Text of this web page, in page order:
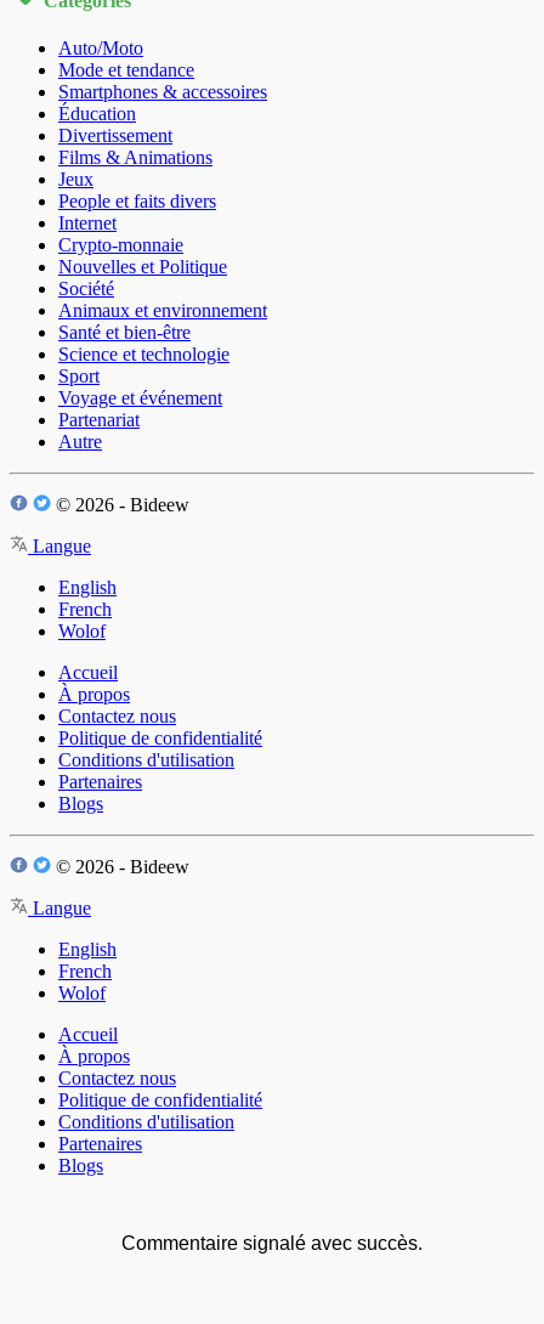
Auto/Moto
Mode et tendance
Smartphones & accessoires
Éducation
Divertissement
Films & Animations
Jeux
People et faits divers
Internet
Crypto-monnaie
Nouvelles et Politique
Société
Animaux et environnement
Santé et bien-être
Science et technologie
Sport
Voyage et événement
Partenariat
Autre
© 2026 - Bideew
Langue
English
French
Wolof
Accueil
À propos
Contactez nous
Politique de confidentialité
Conditions d'utilisation
Partenaires
Blogs
© 2026 - Bideew
Langue
English
French
Wolof
Accueil
À propos
Contactez nous
Politique de confidentialité
Conditions d'utilisation
Partenaires
Blogs
Commentaire signalé avec succès.